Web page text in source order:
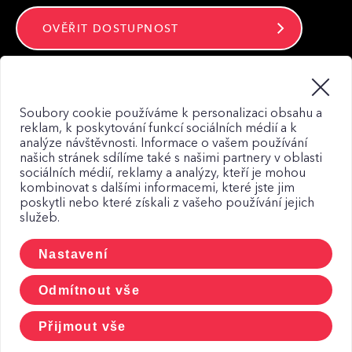
OVĚŘIT DOSTUPNOST
© 2026, CETIN a.s.
Mapa webu
Zásady zpracování osobních údajů
Zásady použití Cookies
CCTV a osobní udaje
Soubory cookie používáme k personalizaci obsahu a
reklam, k poskytování funkcí sociálních médií a k
analýze návštěvnosti. Informace o vašem používání
našich stránek sdílíme také s našimi partnery v oblasti
sociálních médií, reklamy a analýzy, kteří je mohou
kombinovat s dalšími informacemi, které jste jim
poskytli nebo které získali z vašeho používání jejich
služeb.
Nastavení
Odmítnout vše
Přijmout vše